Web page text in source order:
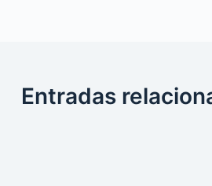
Entradas